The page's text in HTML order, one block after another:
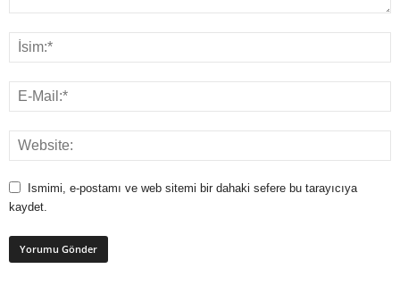
Ismimi, e-postamı ve web sitemi bir dahaki sefere bu tarayıcıya
kaydet.